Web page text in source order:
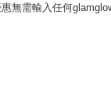
無需輸入任何